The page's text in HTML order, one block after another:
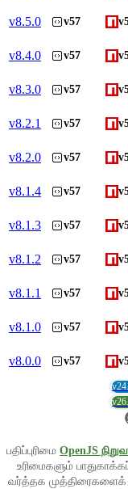
v8.5.0 v57
v8.4.0 v57
v8.3.0 v57
v8.2.1 v57
v8.2.0 v57
v8.1.4 v57
v8.1.3 v57
v8.1.2 v57
v8.1.1 v57
v8.1.0 v57
v8.0.0 v57
பதிப்புரிமை OpenJS
உரிமைகளும்
வர்த்தக